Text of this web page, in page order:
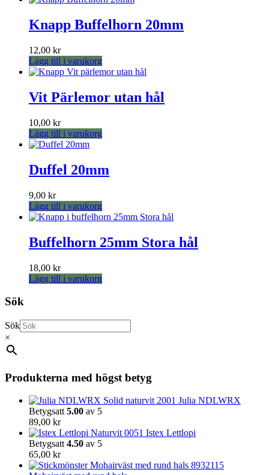
Knapp Buffelhorn 20mm
12,00 kr
Lägg till i varukorg
Vit Pärlemor utan hål
10,00 kr
Lägg till i varukorg
Duffel 20mm
9,00 kr
Lägg till i varukorg
Buffelhorn 25mm Stora hål
18,00 kr
Lägg till i varukorg
Sök
Sök
×
Produkterna med högst betyg
Julia NDLWRX
Betygsatt5.00 av 5
89,00 kr
Istex Lettlopi
Betygsatt4.50 av 5
65,00 kr